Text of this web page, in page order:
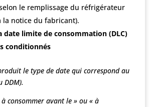
le remplissage du réfrigérateur
la notice du fabricant).
date limite de consommation (DLC)
conditionnés
le type de date qui correspond au
DDM).
consommer avant le » ou « à